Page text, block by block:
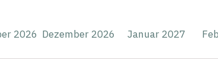
2026 Dezember 2026 Januar 2027